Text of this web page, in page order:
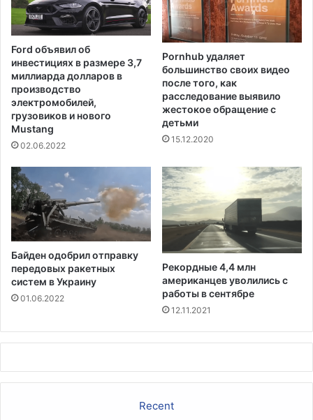
й
д
н
в
у
с
а
Ford объявил об
инвестициях в размере 3,7
миллиарда долларов в
производство
электромобилей,
грузовиков и нового
Mustang
02.06.2022
Pornhub удаляет
большинство своих видео
после того, как
расследование выявило
жестокое обращение с
детьми
15.12.2020
Байден одобрил отправку
передовых ракетных
систем в Украину
01.06.2022
Рекордные 4,4 млн
американцев уволились с
работы в сентябре
12.11.2021
Recent